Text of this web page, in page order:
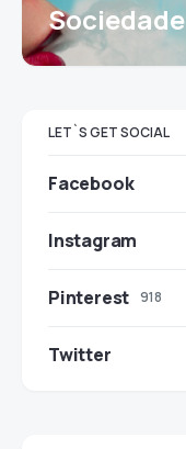
Sociedade
LET`S GET SOCIAL
Facebook
Instagram
Pinterest 918
Twitter